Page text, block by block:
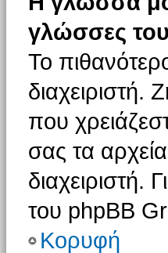
γλώσσες
Το
διαχειριστή.
που
σας τα
διαχειριστή.
του phpBB
Κορυφή